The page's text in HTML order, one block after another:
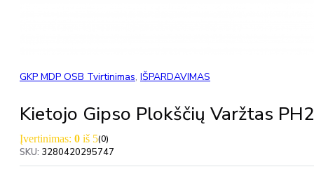
GKP MDP OSB Tvirtinimas, IŠPARDAVIMAS
Kietojo Gipso Plokščių Varžtas
Įvertinimas: 0 iš 5(0)
SKU: 3280420295747